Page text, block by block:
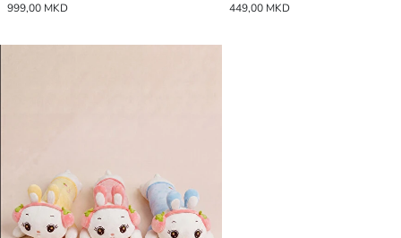
999,00 MKD
449,00 MKD